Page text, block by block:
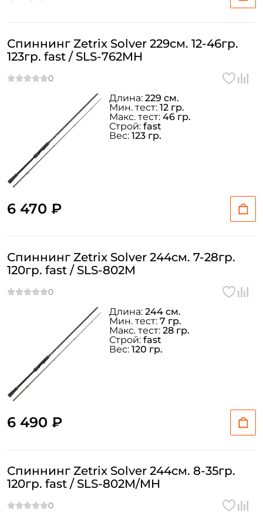
Спиннинг Zetrix Solver 229см. 12-46гр.
123гр. fast / SLS-762MH
6 470 ₽
Длина: 229 см.
Мин. тест: 12 гр.
Макс. тест: 46 гр.
Строй: fast
Вес: 123 гр.
Спиннинг Zetrix Solver 244см. 7-28гр.
120гр. fast / SLS-802M
6 490 ₽
Длина: 244 см.
Мин. тест: 7 гр.
Макс. тест: 28 гр.
Строй: fast
Вес: 120 гр.
Спиннинг Zetrix Solver 244см. 8-35гр.
120гр. fast / SLS-802M/MH